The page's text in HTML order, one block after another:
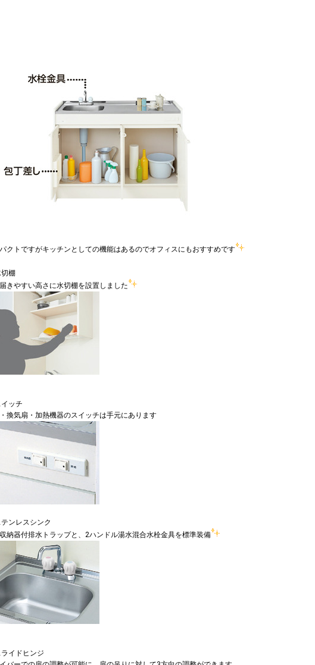
クトですがキッチンとしての機能はあるのでオフィスにもおすすめです
棚
きやすい高さに水切棚を設置しました
イッチ
換気扇・加熱機器のスイッチは手元にあります
テンレスシンク
納器付排水トラップと、2ハンドル湯水混合水栓金具を標準装備
ライドヒンジ